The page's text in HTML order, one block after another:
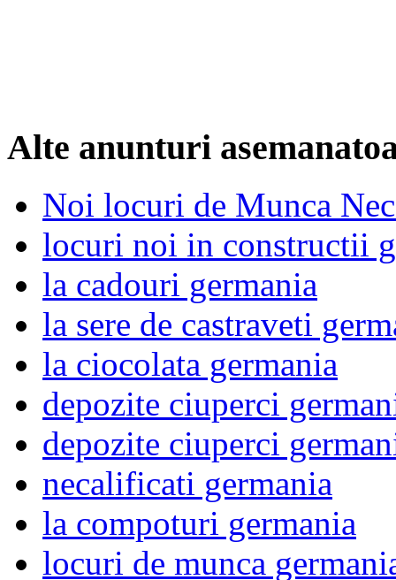
Alte anunturi
Noi locuri de Munca
locuri noi in constructii
la cadouri germania
la sere de castraveti
la ciocolata germania
depozite ciuperci
depozite ciuperci
necalificati germania
la compoturi germania
locuri de munca